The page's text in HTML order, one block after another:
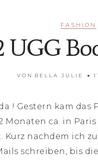
FASHION
UGG
VON BELLA JULIE
! Gestern kam das
Monaten ca. in
Kurz nachdem ich
schreiben, bis